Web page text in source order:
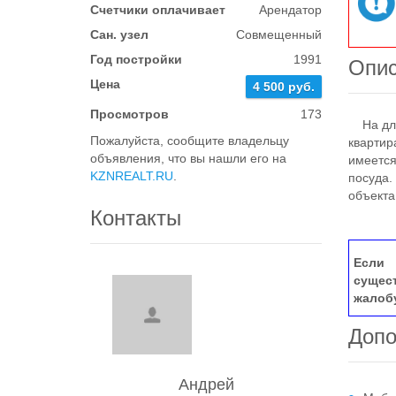
Счетчики оплачивает
Арендатор
Сан. узел
Совмещенный
Год постройки
1991
Цена
4 500 руб.
Просмотров
173
Пожалуйста, сообщите владельцу
объявления, что вы нашли его на
KZNREALT.RU
Контакты
Андрей
На
Если